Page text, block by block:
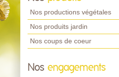
Nos productions végétales
Nos produits jardin
Nos coups de coeur
Nos engagements